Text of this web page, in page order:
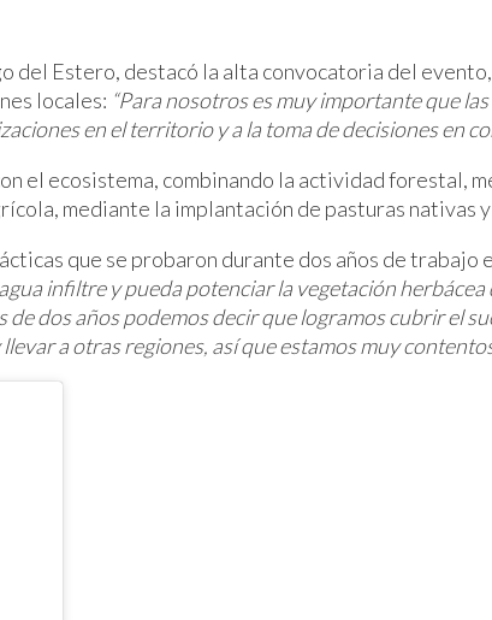
Estero, destacó la alta convocatoria del
locales: “Para nosotros es muy importante que
en el territorio y a la toma de decisiones en
el ecosistema, combinando la actividad forestal,
mediante la implantación de pasturas nativas
que se probaron durante dos años de trabajo
infiltre y pueda potenciar la vegetación
dos años podemos decir que logramos cubrir el
a otras regiones, así que estamos muy